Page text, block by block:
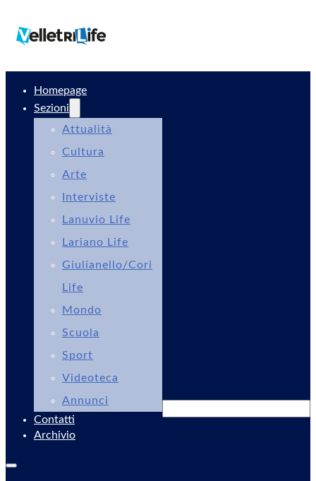
Homepage
Sezioni
Attualità
Cultura
Arte
Interviste
Lanuvio Life
Lariano Life
Giulianello/Cori
Life
Mondo
Scuola
Sport
Videoteca
Annunci
Contatti
Archivio